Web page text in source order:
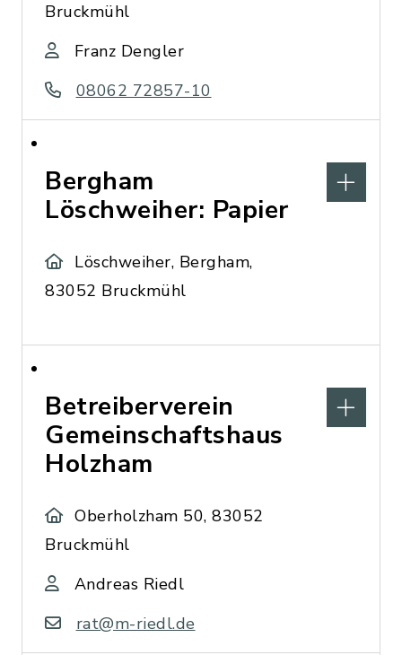
Bruckmühl
Franz Dengler
08062 72857-10
Bergham
Löschweiher: Papier
Löschweiher, Bergham,
83052 Bruckmühl
Betreiberverein
Gemeinschaftshaus
Holzham
Oberholzham 50, 83052
Bruckmühl
Andreas Riedl
rat@m-riedl.de